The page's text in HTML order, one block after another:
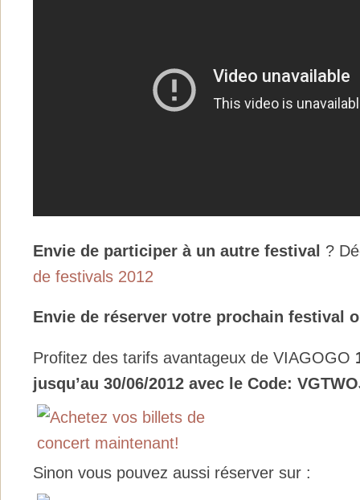
Envie de participer à un autre festival ?
de festivals 2012
Envie de réserver votre prochain festival
Profitez des tarifs avantageux de VIAGOGO
jusqu’au 30/06/2012 avec le Code:
Sinon vous pouvez aussi réserver sur :